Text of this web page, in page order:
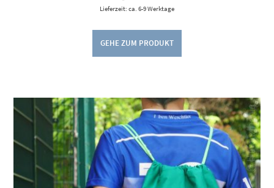
Lieferzeit: ca. 6-9 Werktage
GEHE ZUM PRODUKT